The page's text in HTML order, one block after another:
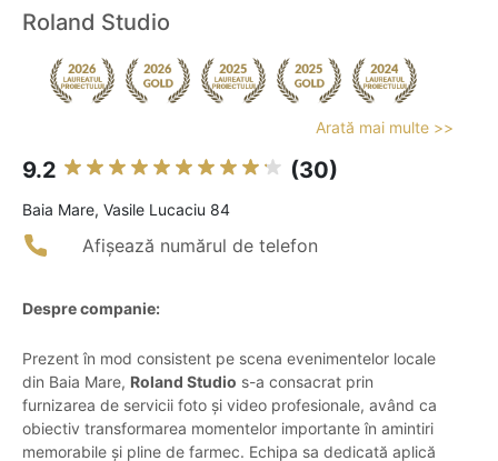
Roland Studio
Arată mai multe >>
9.2 (30)
Baia Mare, Vasile Lucaciu 84
Afișează numărul de telefon
Despre companie:
Prezent în mod consistent pe scena evenimentelor locale
din Baia Mare, Roland Studio s-a consacrat prin
furnizarea de servicii foto și video profesionale, având ca
obiectiv transformarea momentelor importante în amintiri
memorabile și pline de farmec. Echipa sa dedicată aplică